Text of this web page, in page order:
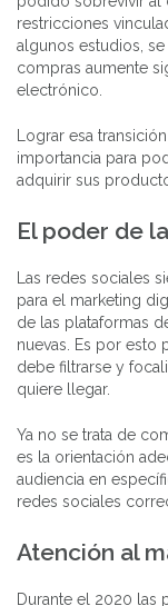
restricciones
algunos estudios,
compras aumente
electrónico.
Lograr esa
importancia para
adquirir sus
El poder de
Las redes sociales
para el marketing
de las plataformas
nuevas. Es por esto
debe filtrarse y
quiere llegar.
Ya no se trata de
es la orientación
audiencia en
redes sociales
Atención al
Durante el 2020 las